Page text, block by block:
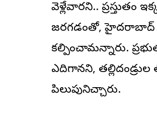
వెళ్లేవారని..
జరగడంతో, హైదరాబాద్
కల్పించామన్నారు.
ఎదిగానని,
పిలుపునిచ్చారు.